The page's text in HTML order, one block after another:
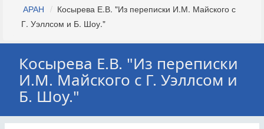
Строка
навигации
АРАН
Косырева Е.В. "Из переписки И.М. Майского с
Г. Уэллсом и Б. Шоу."
Косырева Е.В. "Из переписки
И.М. Майского с Г. Уэллсом и
Б. Шоу."